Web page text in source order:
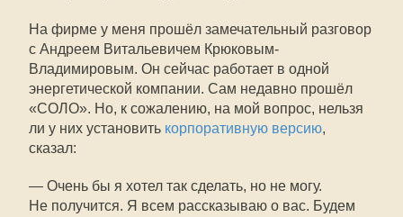
На фирме у меня прошёл замечательный разговор
с Андреем Витальевичем Крюковым-
Владимировым. Он сейчас работает в одной
энергетической компании. Сам недавно прошёл
«СОЛО». Но, к сожалению, на мой вопрос, нельзя
ли у них установить корпоративную версию,
сказал:
— Очень бы я хотел так сделать, но не могу.
Не получится. Я всем рассказываю о вас. Будем